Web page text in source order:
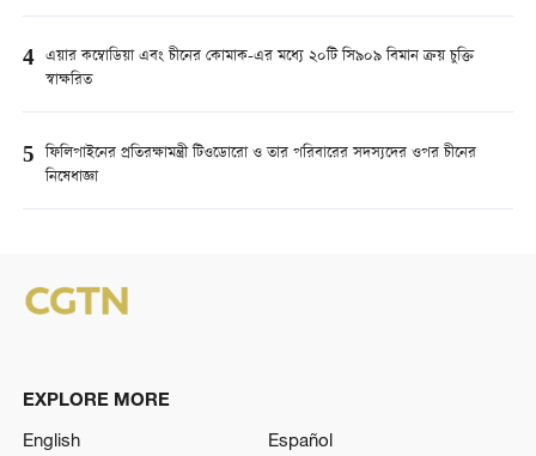
4 এয়ার কম্বোডিয়া এবং চীনের কোমাক-এর মধ্যে ২০টি সি৯০৯ বিমান ক্রয় চুক্তি
স্বাক্ষরিত
5 ফিলিপাইনের প্রতিরক্ষামন্ত্রী টিওডোরো ও তার পরিবারের সদস্যদের ওপর চীনের
নিষেধাজ্ঞা
EXPLORE MORE
English
Español